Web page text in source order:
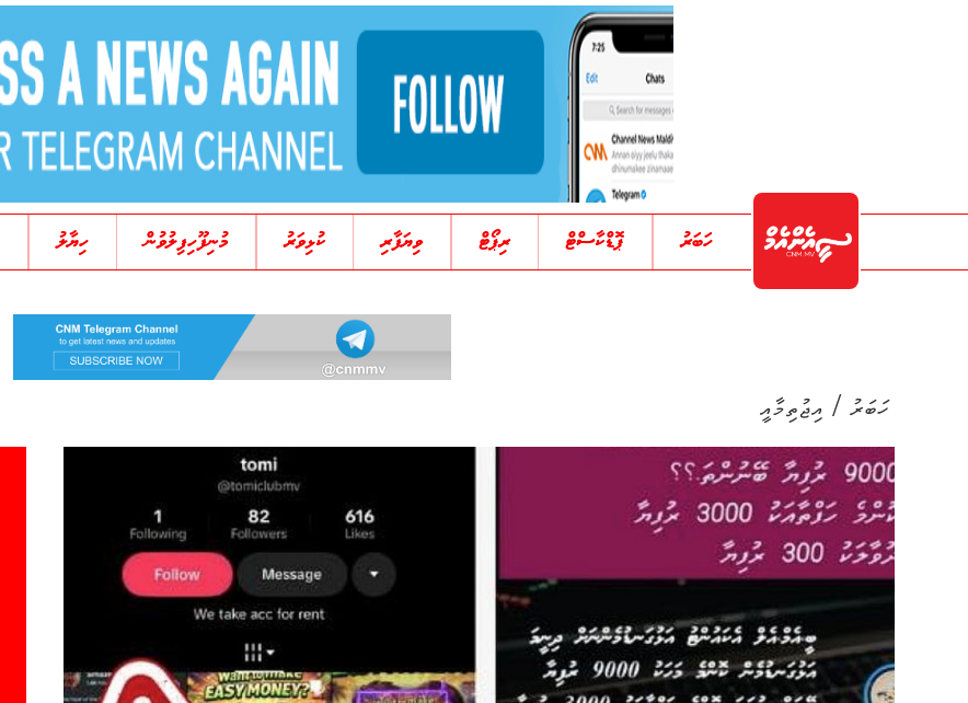
ހަބަރު ޕޮޑްކާސްޓް ރިޕޯޓް ވިޔަފާރި ކުޅިވަރު މުނިފޫހިފިލުވުން ހިޔާލު
ހަބަރު / އިޖުތިމާއީ